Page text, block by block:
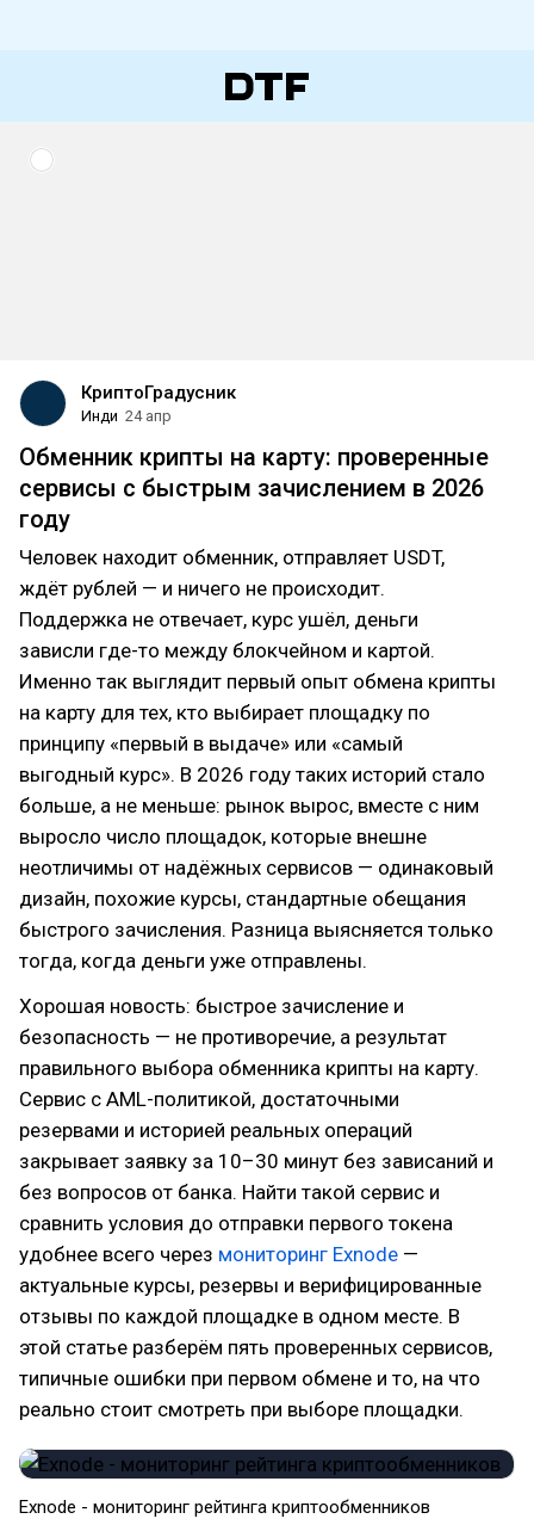
КриптоГрадусник
Инди 24 апр
Обменник крипты на карту: проверенные
сервисы с быстрым зачислением в 2026
году
Человек находит обменник, отправляет USDT,
ждёт рублей — и ничего не происходит.
Поддержка не отвечает, курс ушёл, деньги
зависли где-то между блокчейном и картой.
Именно так выглядит первый опыт обмена крипты
на карту для тех, кто выбирает площадку по
принципу «первый в выдаче» или «самый
выгодный курс». В 2026 году таких историй стало
больше, а не меньше: рынок вырос, вместе с ним
выросло число площадок, которые внешне
неотличимы от надёжных сервисов — одинаковый
дизайн, похожие курсы, стандартные обещания
быстрого зачисления. Разница выясняется только
тогда, когда деньги уже отправлены.
Хорошая новость: быстрое зачисление и
безопасность — не противоречие, а результат
правильного выбора обменника крипты на карту.
Сервис с AML-политикой, достаточными
резервами и историей реальных операций
закрывает заявку за 10–30 минут без зависаний и
без вопросов от банка. Найти такой сервис и
сравнить условия до отправки первого токена
удобнее всего через мониторинг Exnode —
актуальные курсы, резервы и верифицированные
отзывы по каждой площадке в одном месте. В
этой статье разберём пять проверенных сервисов,
типичные ошибки при первом обмене и то, на что
реально стоит смотреть при выборе площадки.
Exnode - мониторинг рейтинга криптообменников